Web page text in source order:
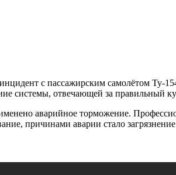
с пассажирским самолётом
системы, отвечающей за правильный
аварийное торможение.
причинами аварии стало